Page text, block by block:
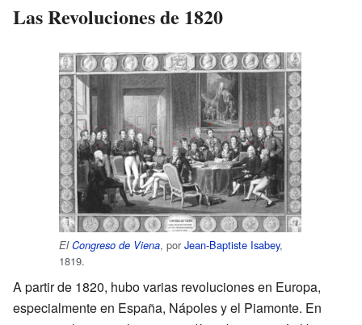
Las Revoluciones de 1820
ElCongreso de Viena, por Jean-Baptiste Isabey,
1819.
A partir de 1820, hubo varias revoluciones en Europa,
especialmente en España, Nápoles y el Piamonte. En